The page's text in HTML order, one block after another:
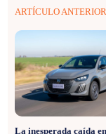
ARTÍCULO ANTERIOR
La inesperada caída